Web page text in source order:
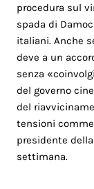
procedura sul
spada di
italiani. Anche
deve a un
senza
del governo
del
tensioni
presidente
settimana.